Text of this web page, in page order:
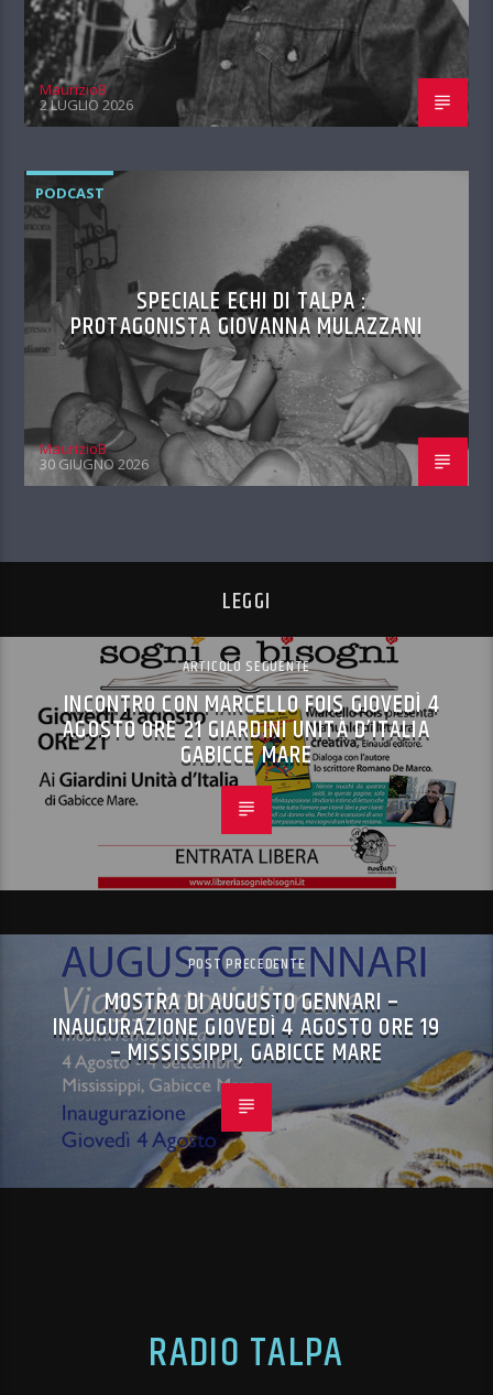
MaurizioB
2 LUGLIO 2026
PODCAST
SPECIALE ECHI DI TALPA :
PROTAGONISTA GIOVANNA MULAZZANI
MaurizioB
30 GIUGNO 2026
LEGGI
ARTICOLO SEGUENTE
INCONTRO CON MARCELLO FOIS GIOVEDÌ 4
AGOSTO ORE 21 GIARDINI UNITÀ D’ITALIA
GABICCE MARE
POST PRECEDENTE
MOSTRA DI AUGUSTO GENNARI –
INAUGURAZIONE GIOVEDÌ 4 AGOSTO ORE 19
– MISSISSIPPI, GABICCE MARE
RADIO TALPA